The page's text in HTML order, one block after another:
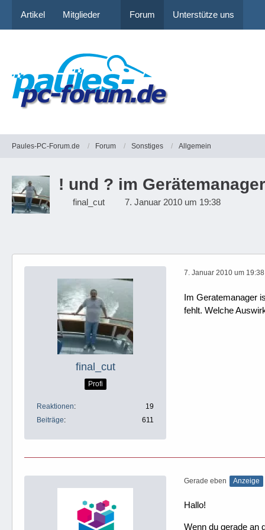
Artikel Mitglieder Forum Unterstütze uns
Paules-PC-Forum.de Forum Sonstiges Allgemein
! und ? im Gerätemanager
final_cut 7. Januar 2010 um 19:38
final_cut
Profi
Reaktionen
19
Beiträge
611
7. Januar 2010 um 19:38
Im Geratemanager
fehlt. Welche
Gerade eben Anzeige
Hallo!
Wenn du gerade an